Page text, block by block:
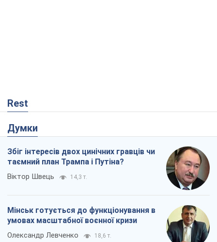
Rest
Думки
Збіг інтересів двох цинічних гравців чи
таємний план Трампа і Путіна?
Віктор Швець 14,3 т.
Мінськ готується до функціонування в
умовах масштабної воєнної кризи
Олександр Левченко 18,6 т.